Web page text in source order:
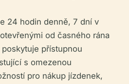
24 hodin denně, 7 dní v
od časného rána
přístupnou
s omezenou
pro nákup jízdenek,